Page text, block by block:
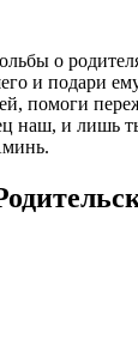
о
и подари
помоги
и лишь ты